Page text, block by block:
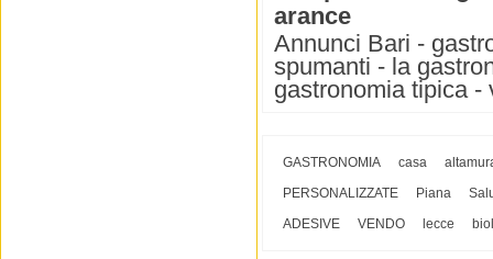
arance
Annunci Bari -
spumanti - la
gastronomia tipica
GASTRONOMIA casa
PERSONALIZZATE
Piana
ADESIVE
VENDO lecce